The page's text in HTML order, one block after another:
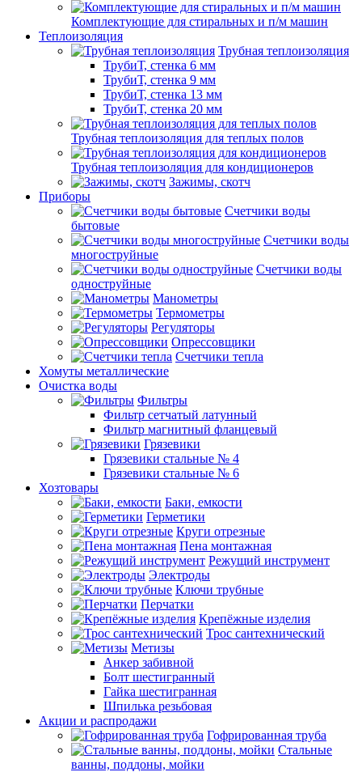
Комплектующие для стиральных и п/м машин
Теплоизоляция
Трубная теплоизоляция
ТрубиТ, стенка 6 мм
ТрубиТ, стенка 9 мм
ТрубиТ, стенка 13 мм
ТрубиТ, стенка 20 мм
Трубная теплоизоляция для теплых полов
Трубная теплоизоляция для кондиционеров
Зажимы, скотч
Приборы
Счетчики воды
бытовые
Счетчики воды
многоструйные
Счетчики воды
одноструйные
Манометры
Термометры
Регуляторы
Опрессовщики
Счетчики тепла
Хомуты металлические
Очистка воды
Фильтры
Фильтр сетчатый латунный
Фильтр магнитный фланцевый
Грязевики
Грязевики стальные № 4
Грязевики стальные № 6
Хозтовары
Баки, емкости
Герметики
Круги отрезные
Пена монтажная
Режущий инструмент
Электроды
Ключи трубные
Перчатки
Крепёжные изделия
Трос сантехнический
Метизы
Анкер забивной
Болт шестигранный
Гайка шестигранная
Шпилька резьбовая
Акции и распродажи
Гофрированная труба
Стальные
ванны, поддоны, мойки